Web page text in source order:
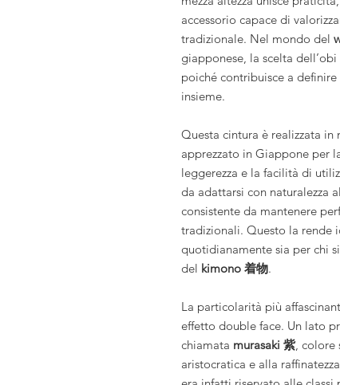
accessorio capace di
tradizionale. Nel mondo del
giapponese, la scelta
poiché contribuisce a
insieme.
Questa cintura è realizzata
apprezzato in Giappone per
leggerezza e la facilità di
da adattarsi con naturalezza
consistente da mantenere
tradizionali. Questo la rende
quotidianamente sia per chi
del kimono 着物.
La particolarità più
effetto double face. Un lato
chiamata murasaki 紫, colore
aristocratica e alla